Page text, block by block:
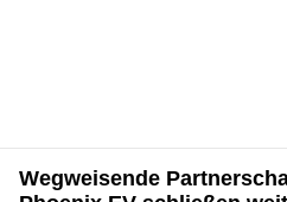
Wegweisende